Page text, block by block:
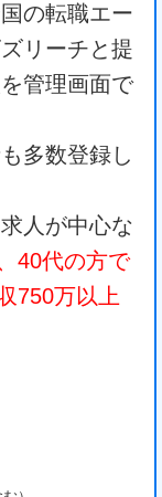
の転職エー
リーチと提
管理画面で
多数登録し
人が中心な
40代の方で
750万以上